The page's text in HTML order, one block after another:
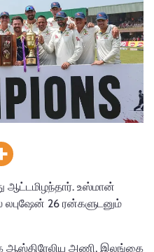
ஆட்டமிழந்தார். உஸ்மான்
26 ரன்களுடனும்
ஆஸ்திரேலிய அணி, இலங்கை